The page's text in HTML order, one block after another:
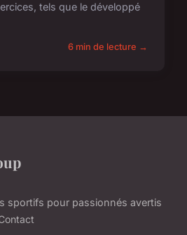
tels que le développé
6 min de lecture →
sportifs pour passionnés avertis